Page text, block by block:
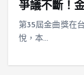
爭議不斷！
第35屆金曲獎在
悅，本…